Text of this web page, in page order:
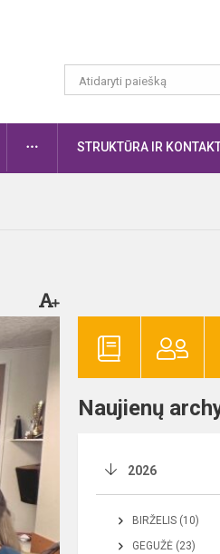
DAUGIAUSTRUKTŪRA IR
Naujienų
2026
BIRŽELIS (10)
GEGUŽĖ (23)